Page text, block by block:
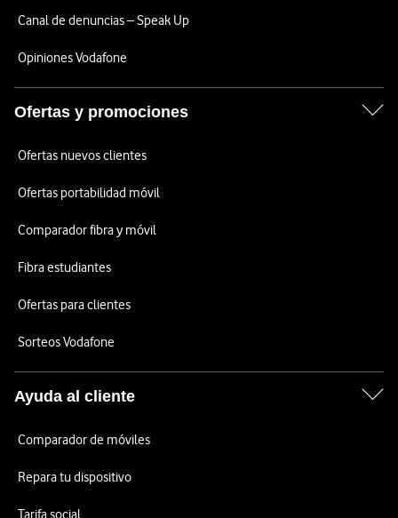
Canal de denuncias – Speak Up
Opiniones Vodafone
Ofertas y promociones
Ofertas nuevos clientes
Ofertas portabilidad móvil
Comparador fibra y móvil
Fibra estudiantes
Ofertas para clientes
Sorteos Vodafone
Ayuda al cliente
Comparador de móviles
Repara tu dispositivo
Tarifa social